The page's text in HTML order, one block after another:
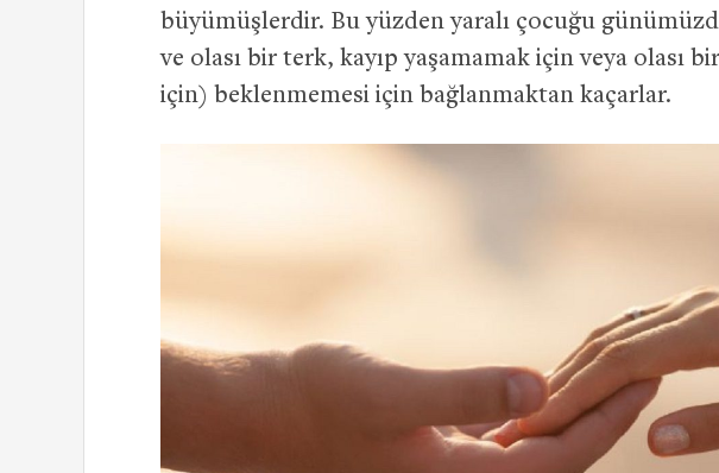
büyümüşlerdir. Bu yüzden yaralı çocuğu
ve olası bir terk, kayıp yaşamamak için veya olası
için) beklenmemesi için bağlanmaktan kaçarlar.